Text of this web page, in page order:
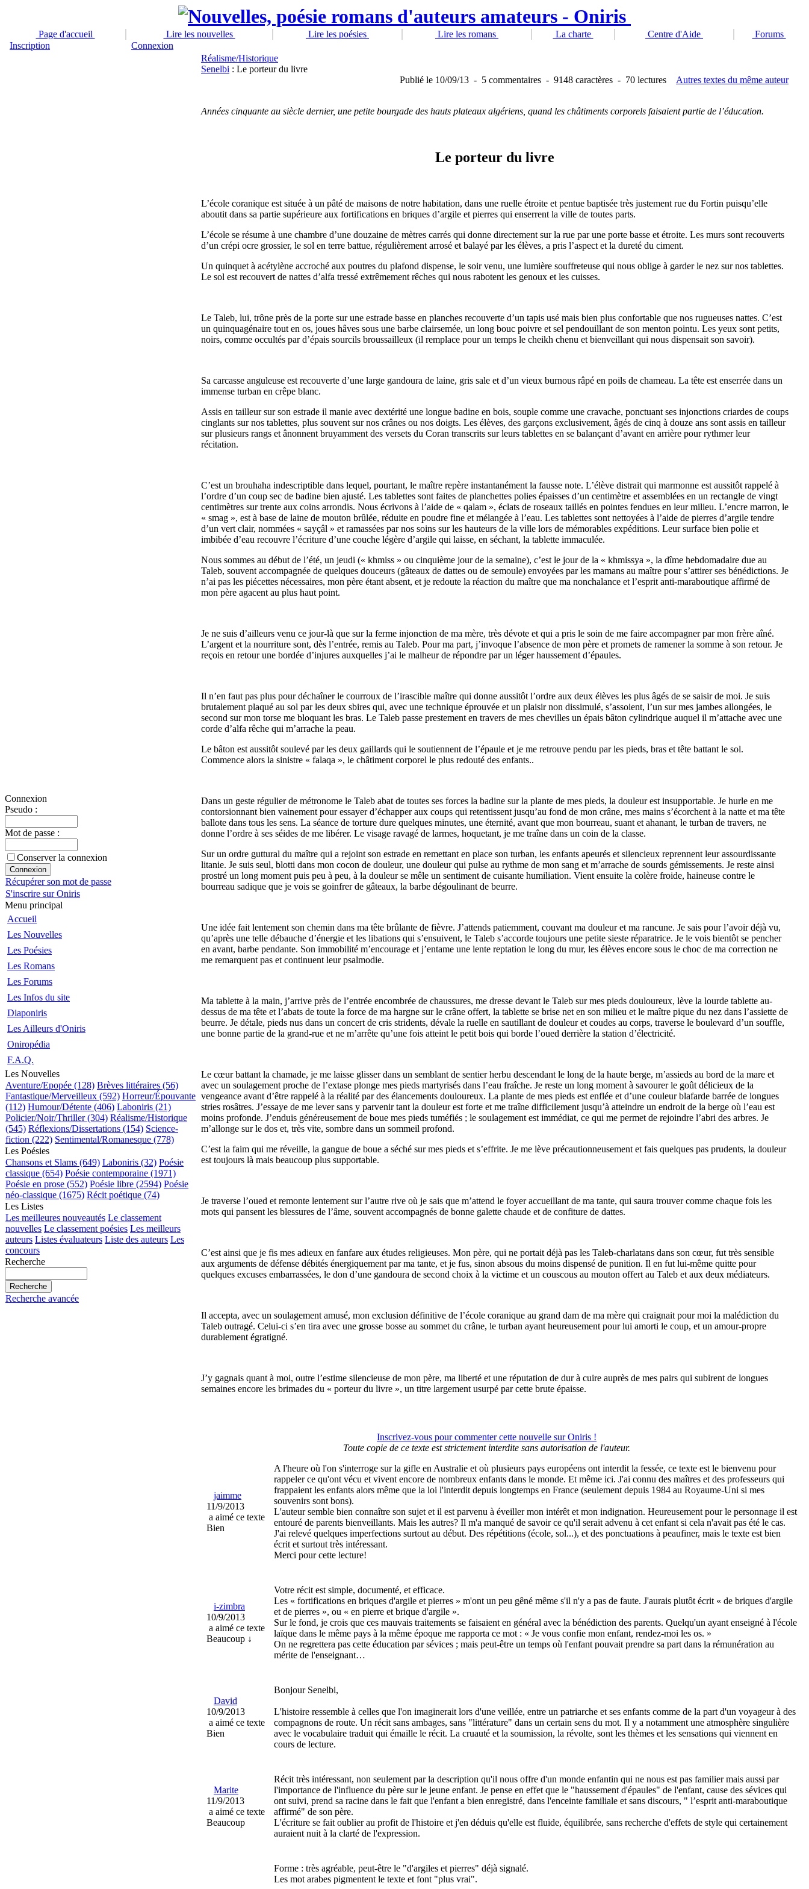
Page d'accueil Lire les nouvelles Lire les poésies Lire les romans La charte Centre d'Aide
Forums
Inscription
Connexion
Connexion
Pseudo :
Mot de passe :
Conserver la connexion
Récupérer son mot de passe
S'inscrire sur Oniris
Menu principal
Accueil
Les Nouvelles
Les Poésies
Les Romans
Les Forums
Les Infos du site
Diaponiris
Les Ailleurs d'Oniris
Oniropédia
F.A.Q.
Les Nouvelles
Aventure/Epopée (128) Brèves littéraires (56)
Fantastique/Merveilleux (592) Horreur/Épouvante
(112) Humour/Détente (406) Laboniris (21)
Policier/Noir/Thriller (304) Réalisme/Historique
(545) Réflexions/Dissertations (154) Science-
fiction (222) Sentimental/Romanesque (778)
Les Poésies
Chansons et Slams (649) Laboniris (32) Poésie
classique (654) Poésie contemporaine (1971)
Poésie en prose (552) Poésie libre (2594) Poésie
néo-classique (1675) Récit poétique (74)
Les Listes
Les meilleures nouveautés Le classement
nouvelles Le classement poésies Les meilleurs
auteurs Listes évaluateurs Liste des auteurs Les
concours
Recherche
Recherche avancée
Réalisme/Historique
Senelbi : Le porteur du livre
Publié le 10/09/13 - 5 commentaires - 9148 caractères - 70 lectures Autres textes du même auteur
Années cinquante au siècle dernier, une petite bourgade des hauts plateaux algériens, quand les châtiments corporels faisaient partie de l’éducation.
Le porteur du livre
L’école coranique est située à un pâté de maisons de notre habitation, dans une ruelle étroite et pentue baptisée très justement rue du Fortin puisqu’elle
aboutit dans sa partie supérieure aux fortifications en briques d’argile et pierres qui enserrent la ville de toutes parts.
L’école se résume à une chambre d’une douzaine de mètres carrés qui donne directement sur la rue par une porte basse et étroite. Les murs sont recouverts
d’un crépi ocre grossier, le sol en terre battue, régulièrement arrosé et balayé par les élèves, a pris l’aspect et la dureté du ciment.
Un quinquet à acétylène accroché aux poutres du plafond dispense, le soir venu, une lumière souffreteuse qui nous oblige à garder le nez sur nos tablettes.
Le sol est recouvert de nattes d’alfa tressé extrêmement rêches qui nous rabotent les genoux et les cuisses.
Le Taleb, lui, trône près de la porte sur une estrade basse en planches recouverte d’un tapis usé mais bien plus confortable que nos rugueuses nattes. C’est
un quinquagénaire tout en os, joues hâves sous une barbe clairsemée, un long bouc poivre et sel pendouillant de son menton pointu. Les yeux sont petits,
noirs, comme occultés par d’épais sourcils broussailleux (il remplace pour un temps le cheikh chenu et bienveillant qui nous dispensait son savoir).
Sa carcasse anguleuse est recouverte d’une large gandoura de laine, gris sale et d’un vieux burnous râpé en poils de chameau. La tête est enserrée dans un
immense turban en crêpe blanc.
Assis en tailleur sur son estrade il manie avec dextérité une longue badine en bois, souple comme une cravache, ponctuant ses injonctions criardes de coups
cinglants sur nos tablettes, plus souvent sur nos crânes ou nos doigts. Les élèves, des garçons exclusivement, âgés de cinq à douze ans sont assis en tailleur
sur plusieurs rangs et ânonnent bruyamment des versets du Coran transcrits sur leurs tablettes en se balançant d’avant en arrière pour rythmer leur
récitation.
C’est un brouhaha indescriptible dans lequel, pourtant, le maître repère instantanément la fausse note. L’élève distrait qui marmonne est aussitôt rappelé à
l’ordre d’un coup sec de badine bien ajusté. Les tablettes sont faites de planchettes polies épaisses d’un centimètre et assemblées en un rectangle de vingt
centimètres sur trente aux coins arrondis. Nous écrivons à l’aide de « qalam », éclats de roseaux taillés en pointes fendues en leur milieu. L’encre marron, le
« smag », est à base de laine de mouton brûlée, réduite en poudre fine et mélangée à l’eau. Les tablettes sont nettoyées à l’aide de pierres d’argile tendre
d’un vert clair, nommées « sayçâl » et ramassées par nos soins sur les hauteurs de la ville lors de mémorables expéditions. Leur surface bien polie et
imbibée d’eau recouvre l’écriture d’une couche légère d’argile qui laisse, en séchant, la tablette immaculée.
Nous sommes au début de l’été, un jeudi (« khmiss » ou cinquième jour de la semaine), c’est le jour de la « khmissya », la dîme hebdomadaire due au
Taleb, souvent accompagnée de quelques douceurs (gâteaux de dattes ou de semoule) envoyées par les mamans au maître pour s’attirer ses bénédictions. Je
n’ai pas les piécettes nécessaires, mon père étant absent, et je redoute la réaction du maître que ma nonchalance et l’esprit anti-maraboutique affirmé de
mon père agacent au plus haut point.
Je ne suis d’ailleurs venu ce jour-là que sur la ferme injonction de ma mère, très dévote et qui a pris le soin de me faire accompagner par mon frère aîné.
L’argent et la nourriture sont, dès l’entrée, remis au Taleb. Pour ma part, j’invoque l’absence de mon père et promets de ramener la somme à son retour. Je
reçois en retour une bordée d’injures auxquelles j’ai le malheur de répondre par un léger haussement d’épaules.
Il n’en faut pas plus pour déchaîner le courroux de l’irascible maître qui donne aussitôt l’ordre aux deux élèves les plus âgés de se saisir de moi. Je suis
brutalement plaqué au sol par les deux sbires qui, avec une technique éprouvée et un plaisir non dissimulé, s’assoient, l’un sur mes jambes allongées, le
second sur mon torse me bloquant les bras. Le Taleb passe prestement en travers de mes chevilles un épais bâton cylindrique auquel il m’attache avec une
corde d’alfa rêche qui m’arrache la peau.
Le bâton est aussitôt soulevé par les deux gaillards qui le soutiennent de l’épaule et je me retrouve pendu par les pieds, bras et tête battant le sol.
Commence alors la sinistre « falaqa », le châtiment corporel le plus redouté des enfants..
Dans un geste régulier de métronome le Taleb abat de toutes ses forces la badine sur la plante de mes pieds, la douleur est insupportable. Je hurle en me
contorsionnant bien vainement pour essayer d’échapper aux coups qui retentissent jusqu’au fond de mon crâne, mes mains s’écorchent à la natte et ma tête
ballote dans tous les sens. La séance de torture dure quelques minutes, une éternité, avant que mon bourreau, suant et ahanant, le turban de travers, ne
donne l’ordre à ses séides de me libérer. Le visage ravagé de larmes, hoquetant, je me traîne dans un coin de la classe.
Sur un ordre guttural du maître qui a rejoint son estrade en remettant en place son turban, les enfants apeurés et silencieux reprennent leur assourdissante
litanie. Je suis seul, blotti dans mon cocon de douleur, une douleur qui pulse au rythme de mon sang et m’arrache de sourds gémissements. Je reste ainsi
prostré un long moment puis peu à peu, à la douleur se mêle un sentiment de cuisante humiliation. Vient ensuite la colère froide, haineuse contre le
bourreau sadique que je vois se goinfrer de gâteaux, la barbe dégoulinant de beurre.
Une idée fait lentement son chemin dans ma tête brûlante de fièvre. J’attends patiemment, couvant ma douleur et ma rancune. Je sais pour l’avoir déjà vu,
qu’après une telle débauche d’énergie et les libations qui s’ensuivent, le Taleb s’accorde toujours une petite sieste réparatrice. Je le vois bientôt se pencher
en avant, barbe pendante. Son immobilité m’encourage et j’entame une lente reptation le long du mur, les élèves encore sous le choc de ma correction ne
me remarquent pas et continuent leur psalmodie.
Ma tablette à la main, j’arrive près de l’entrée encombrée de chaussures, me dresse devant le Taleb sur mes pieds douloureux, lève la lourde tablette au-
dessus de ma tête et l’abats de toute la force de ma hargne sur le crâne offert, la tablette se brise net en son milieu et le maître pique du nez dans l’assiette de
beurre. Je détale, pieds nus dans un concert de cris stridents, dévale la ruelle en sautillant de douleur et coudes au corps, traverse le boulevard d’un souffle,
une bonne partie de la grand-rue et ne m’arrête qu’une fois atteint le petit bois qui borde l’oued derrière la station d’électricité.
Le cœur battant la chamade, je me laisse glisser dans un semblant de sentier herbu descendant le long de la haute berge, m’assieds au bord de la mare et
avec un soulagement proche de l’extase plonge mes pieds martyrisés dans l’eau fraîche. Je reste un long moment à savourer le goût délicieux de la
vengeance avant d’être rappelé à la réalité par des élancements douloureux. La plante de mes pieds est enflée et d’une couleur blafarde barrée de longues
stries rosâtres. J’essaye de me lever sans y parvenir tant la douleur est forte et me traîne difficilement jusqu’à atteindre un endroit de la berge où l’eau est
moins profonde. J’enduis généreusement de boue mes pieds tuméfiés ; le soulagement est immédiat, ce qui me permet de rejoindre l’abri des arbres. Je
m’allonge sur le dos et, très vite, sombre dans un sommeil profond.
C’est la faim qui me réveille, la gangue de boue a séché sur mes pieds et s’effrite. Je me lève précautionneusement et fais quelques pas prudents, la douleur
est toujours là mais beaucoup plus supportable.
Je traverse l’oued et remonte lentement sur l’autre rive où je sais que m’attend le foyer accueillant de ma tante, qui saura trouver comme chaque fois les
mots qui pansent les blessures de l’âme, souvent accompagnés de bonne galette chaude et de confiture de dattes.
C’est ainsi que je fis mes adieux en fanfare aux études religieuses. Mon père, qui ne portait déjà pas les Taleb-charlatans dans son cœur, fut très sensible
aux arguments de défense débités énergiquement par ma tante, et je fus, sinon absous du moins dispensé de punition. Il en fut lui-même quitte pour
quelques excuses embarrassées, le don d’une gandoura de second choix à la victime et un couscous au mouton offert au Taleb et aux deux médiateurs.
Il accepta, avec un soulagement amusé, mon exclusion définitive de l’école coranique au grand dam de ma mère qui craignait pour moi la malédiction du
Taleb outragé. Celui-ci s’en tira avec une grosse bosse au sommet du crâne, le turban ayant heureusement pour lui amorti le coup, et un amour-propre
durablement égratigné.
J’y gagnais quant à moi, outre l’estime silencieuse de mon père, ma liberté et une réputation de dur à cuire auprès de mes pairs qui subirent de longues
semaines encore les brimades du « porteur du livre », un titre largement usurpé par cette brute épaisse.
Inscrivez-vous pour commenter cette nouvelle sur Oniris !
Toute copie de ce texte est strictement interdite sans autorisation de l'auteur.
jaimme
11/9/2013
a aimé ce texte
Bien
A l'heure où l'on s'interroge sur la gifle en Australie et où plusieurs pays européens ont interdit la fessée, ce texte est le bienvenu pour
rappeler ce qu'ont vécu et vivent encore de nombreux enfants dans le monde. Et même ici. J'ai connu des maîtres et des professeurs qui
frappaient les enfants alors même que la loi l'interdit depuis longtemps en France (seulement depuis 1984 au Royaume-Uni si mes
souvenirs sont bons).
L'auteur semble bien connaître son sujet et il est parvenu à éveiller mon intérêt et mon indignation. Heureusement pour le personnage il est
entouré de parents bienveillants. Mais les autres? Il m'a manqué de savoir ce qu'il serait advenu à cet enfant si cela n'avait pas été le cas.
J'ai relevé quelques imperfections surtout au début. Des répétitions (école, sol...), et des ponctuations à peaufiner, mais le texte est bien
écrit et surtout très intéressant.
Merci pour cette lecture!
i-zimbra
10/9/2013
a aimé ce texte
Beaucoup ↓
Votre récit est simple, documenté, et efficace.
Les « fortifications en briques d'argile et pierres » m'ont un peu gêné même s'il n'y a pas de faute. J'aurais plutôt écrit « de briques d'argile
et de pierres », ou « en pierre et brique d'argile ».
Sur le fond, je crois que ces mauvais traitements se faisaient en général avec la bénédiction des parents. Quelqu'un ayant enseigné à l'école
laïque dans le même pays à la même époque me rapporta ce mot : « Je vous confie mon enfant, rendez-moi les os. »
On ne regrettera pas cette éducation par sévices ; mais peut-être un temps où l'enfant pouvait prendre sa part dans la rémunération au
mérite de l'enseignant…
David
10/9/2013
a aimé ce texte
Bien
Bonjour Senelbi,
L'histoire ressemble à celles que l'on imaginerait lors d'une veillée, entre un patriarche et ses enfants comme de la part d'un voyageur à des
compagnons de route. Un récit sans ambages, sans "littérature" dans un certain sens du mot. Il y a notamment une atmosphère singulière
avec le vocabulaire traduit qui émaille le récit. La cruauté et la soumission, la révolte, sont les thèmes et les sensations qui viennent en
cours de lecture.
Marite
11/9/2013
a aimé ce texte
Beaucoup
Récit très intéressant, non seulement par la description qu'il nous offre d'un monde enfantin qui ne nous est pas familier mais aussi par
l'importance de l'influence du père sur le jeune enfant. Je pense en effet que le "haussement d'épaules" de l'enfant, cause des sévices qui
ont suivi, prend sa racine dans le fait que l'enfant a bien enregistré, dans l'enceinte familiale et sans discours, " l’esprit anti-maraboutique
affirmé" de son père.
L'écriture se fait oublier au profit de l'histoire et j'en déduis qu'elle est fluide, équilibrée, sans recherche d'effets de style qui certainement
auraient nuit à la clarté de l'expression.
Forme : très agréable, peut-être le "d'argiles et pierres" déjà signalé.
Les mot arabes pigmentent le texte et font "plus vrai".